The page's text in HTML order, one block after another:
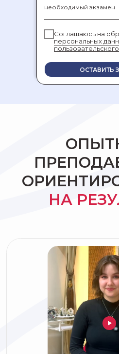
Соглашаюсь на
персональных
ОСТАВИТЬ